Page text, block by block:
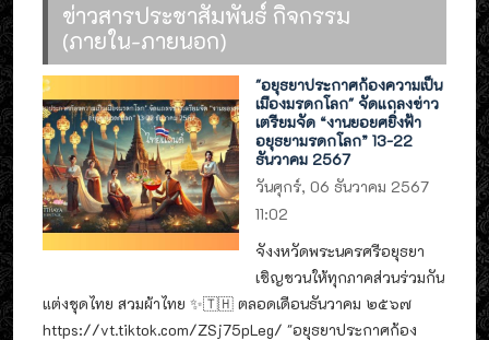
ข่าวสารประชาสัมพันธ์ กิจกรรม
(ภายใน-ภายนอก)
"อยุธยาประกาศก้องความเป็น
เมืองมรดกโลก" จัดแถลงข่าว
เตรียมจัด “งานยอยศยิ่งฟ้า
อยุธยามรดกโลก” 13-22
ธันวาคม 2567
วันศุกร์, 06 ธันวาคม 2567
11:02
จังงหวัดพระนครศรีอยุธยา
เชิญชวนให้ทุกภาคส่วนร่วมกัน
แต่งชุดไทย สวมผ้าไทย ✨🇹🇭 ตลอดเดือนธันวาคม ๒๕๖๗
https://vt.tiktok.com/ZSj75pLeg/ "อยุธยาประกาศก้อง